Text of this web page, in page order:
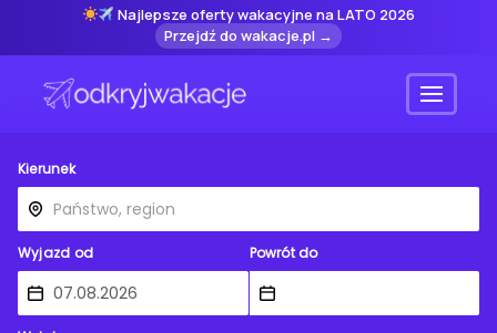
Najlepsze oferty wakacyjne na LATO 2026
Przejdź do wakacje.pl →
Menu
Kierunek
Wyjazd od Powrót do